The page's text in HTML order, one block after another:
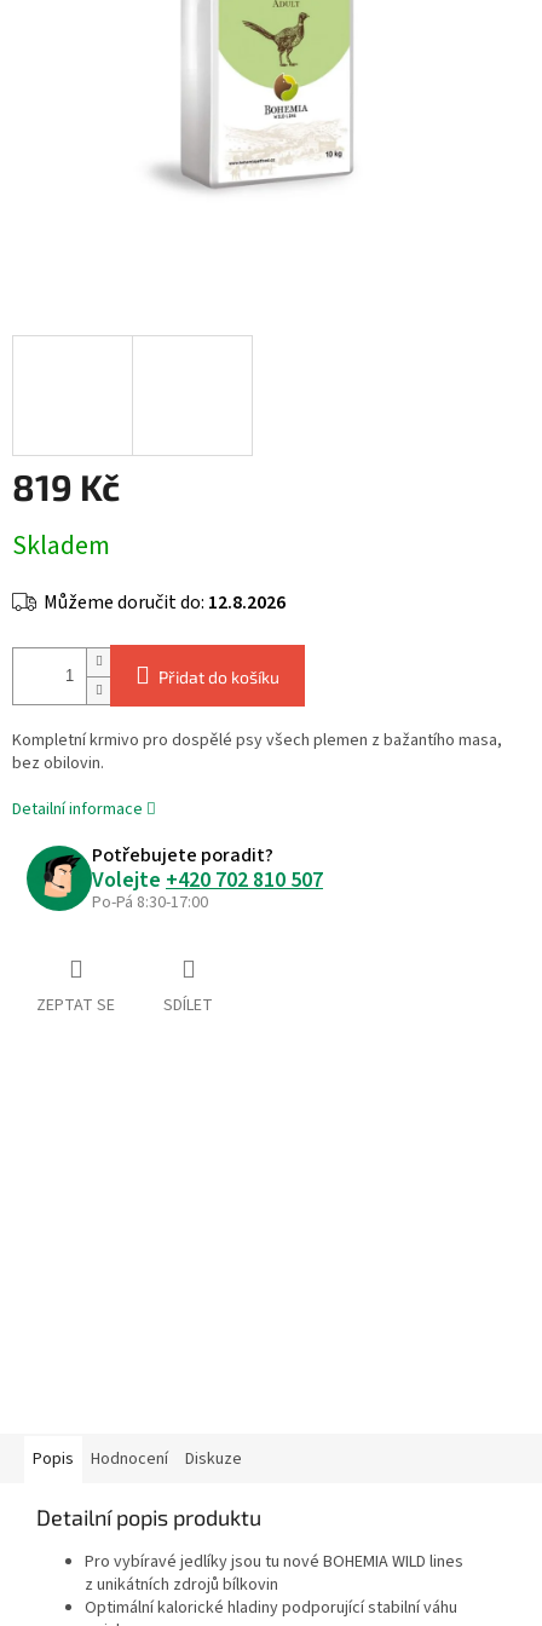
819 Kč
cena:
Skladem
Můžeme doručit do: 12.8.2026
Přidat do košíku
Kompletní krmivo pro dospělé psy všech plemen z bažantího masa,
bez obilovin.
Detailní informace
Potřebujete poradit?
Volejte +420 702 810 507
Po-Pá 8:30-17:00
ZEPTAT SE SDÍLET
Popis Hodnocení Diskuze
Detailní popis produktu
Pro vybíravé jedlíky jsou tu nové BOHEMIA WILD lines
z unikátních zdrojů bílkovin
Optimální kalorické hladiny podporující stabilní váhu